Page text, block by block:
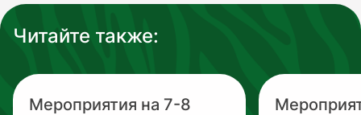
Читайте также:
Мероприятия на 7-8